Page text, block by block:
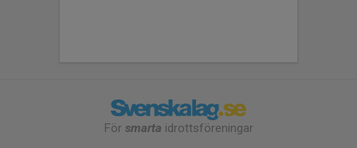
För smarta idrottsföreningar